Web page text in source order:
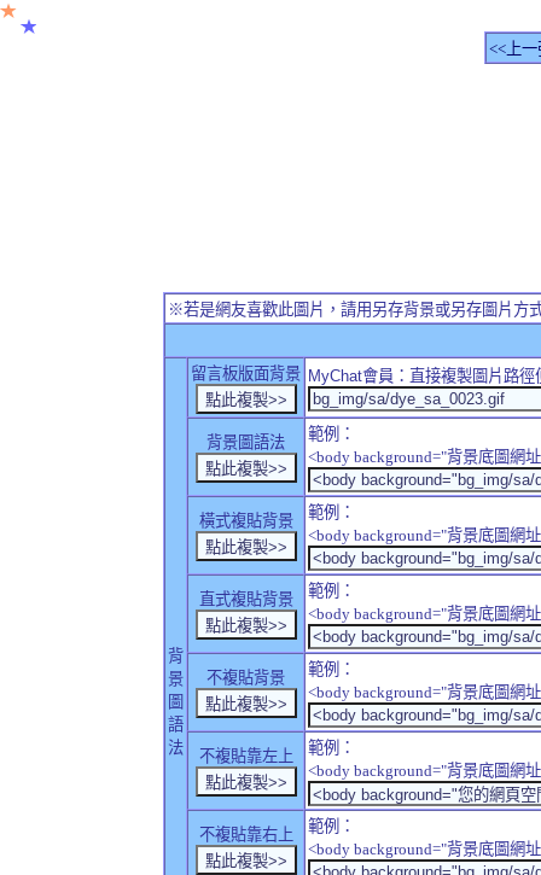
<<上一
※若是網友喜歡此圖片，請用另存背景或另存圖片方
背
景
圖
語
法
留言板版面背景 MyChat會員：直接複製圖片路
背景圖語法
範例：
<body background="背景底圖網
橫式複貼背景
範例：
<body background="背景底圖網
直式複貼背景
範例：
<body background="背景底圖網
不複貼背景
範例：
<body background="背景底圖網
不複貼靠左上
範例：
<body background="背景底圖網
不複貼靠右上
範例：
<body background="背景底圖網